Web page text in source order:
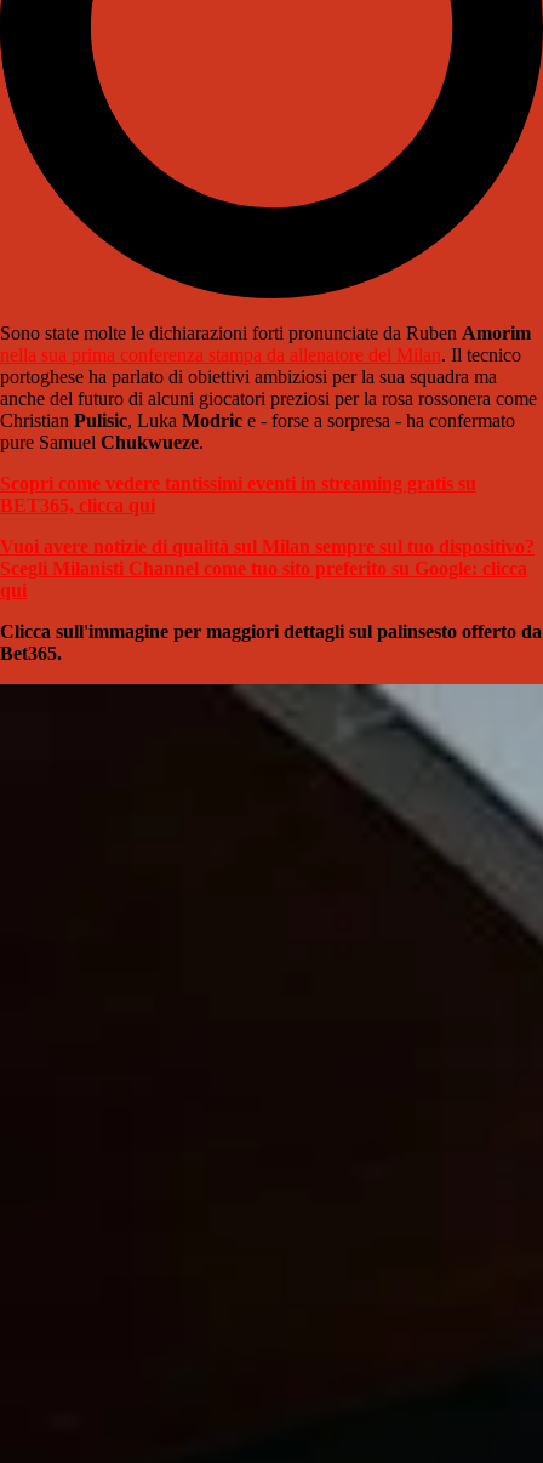
Sono state molte le dichiarazioni forti pronunciate da Ruben Amorim
nella sua prima conferenza stampa da allenatore del Milan. Il tecnico
portoghese ha parlato di obiettivi ambiziosi per la sua squadra ma
anche del futuro di alcuni giocatori preziosi per la rosa rossonera come
Christian Pulisic, Luka Modric e - forse a sorpresa - ha confermato
pure Samuel Chukwueze.
Scopri come vedere tantissimi eventi in streaming gratis su
BET365, clicca qui
Vuoi avere notizie di qualità sul Milan sempre sul tuo dispositivo?
Scegli Milanisti Channel come tuo sito preferito su Google: clicca
qui
Clicca sull'immagine per maggiori dettagli sul palinsesto offerto da
Bet365.